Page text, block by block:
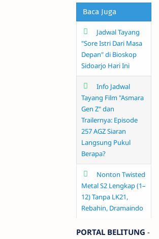
Baca Juga
Jadwal Tayang
"Sore Istri Dari Masa
Depan" di Bioskop
Sidoarjo Hari Ini
Info Jadwal
Tayang Film "Asmara
Gen Z" dan
Trailernya: Episode
257 AGZ Siaran
Langsung Pukul
Berapa?
Nonton Twisted
Metal S2 Lengkap (1–
12) Tanpa LK21,
Rebahin, Dramaindo
PORTAL BELITUNG -